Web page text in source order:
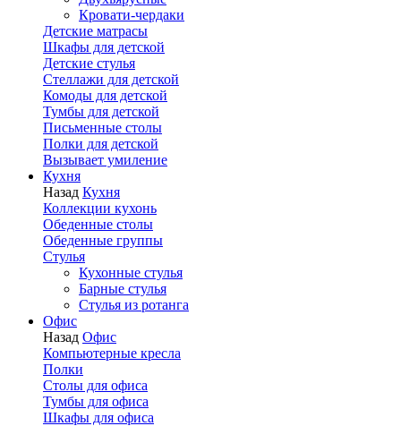
Кровати-чердаки
Детские матрасы
Шкафы для детской
Детские стулья
Стеллажи для детской
Комоды для детской
Тумбы для детской
Письменные столы
Полки для детской
Вызывает умиление
Кухня
Назад Кухня
Коллекции кухонь
Обеденные столы
Обеденные группы
Стулья
Кухонные стулья
Барные стулья
Стулья из ротанга
Офис
Назад Офис
Компьютерные кресла
Полки
Столы для офиса
Тумбы для офиса
Шкафы для офиса